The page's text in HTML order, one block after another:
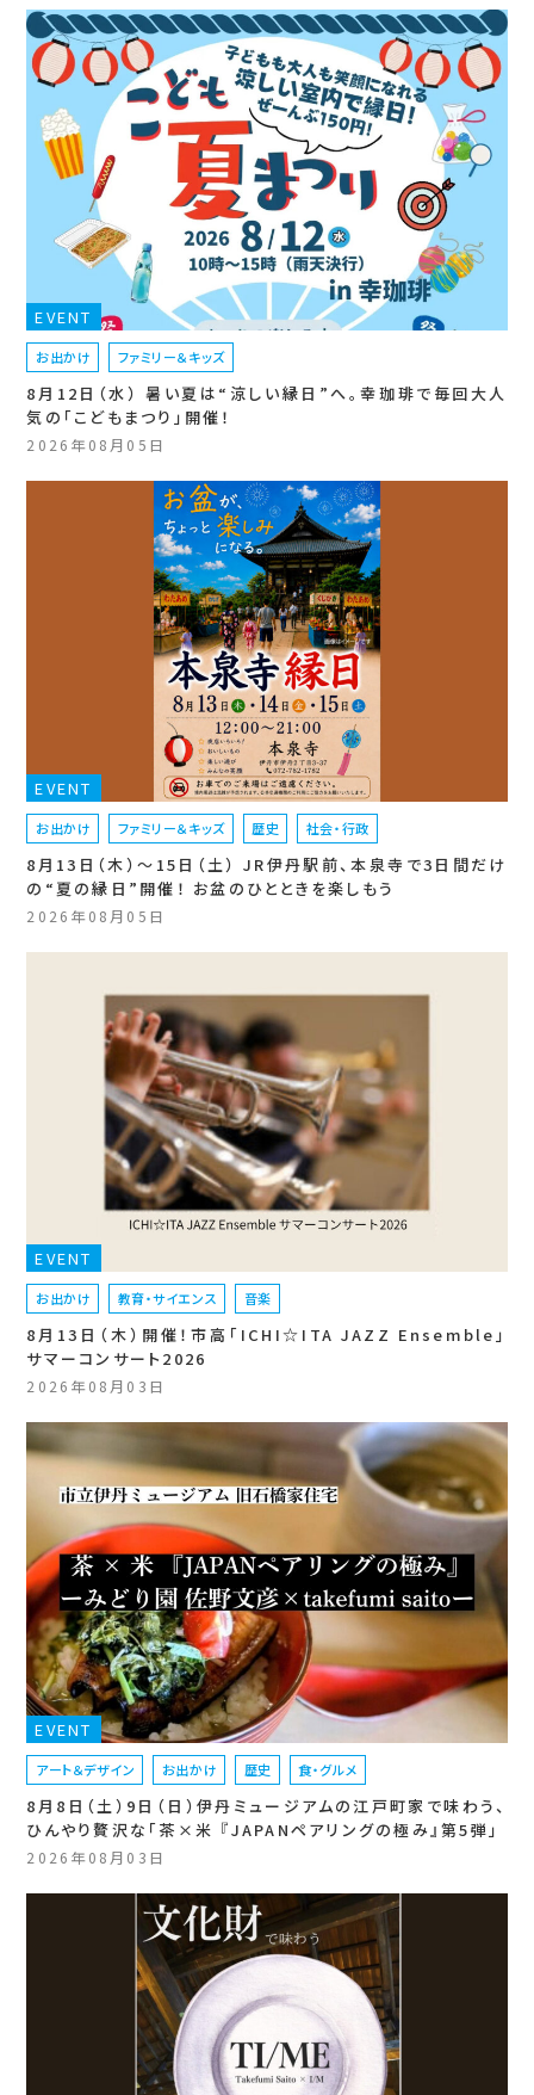
EVENT
お出かけ ファミリー＆キッズ
8月12日（水） 暑い夏は“涼しい縁日”へ。幸珈琲で毎回大人
気の「こどもまつり」開催！
2026年08月05日
EVENT
お出かけ ファミリー＆キッズ 歴史 社会・行政
8月13日（木）〜15日（土） JR伊丹駅前、本泉寺で3日間だけ
の“夏の縁日”開催！ お盆のひとときを楽しもう
2026年08月05日
EVENT
お出かけ 教育・サイエンス 音楽
8月13日（木）開催！市高「ICHI☆ITA JAZZ Ensemble」
サマーコンサート2026
2026年08月03日
EVENT
アート＆デザイン お出かけ 歴史 食・グルメ
8月8日（土）9日（日）伊丹ミュージアムの江戸町家で味わう、
ひんやり贅沢な「茶×米 『JAPANペアリングの極み』第5弾」
2026年08月03日